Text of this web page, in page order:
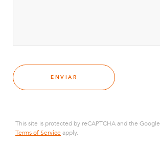
ENVIAR
This site is protected by reCAPTCHA and the Google
Terms of Service apply.